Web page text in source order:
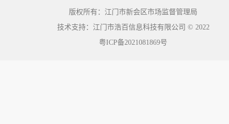
版权所有：江门市新会区市场监督管理局
技术支持：江门市浩百信息科技有限公司 © 2022
粤ICP备2021081869号